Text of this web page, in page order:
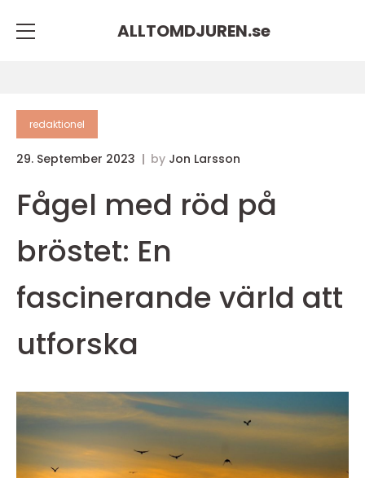
ALLTOMDJUREN.se
redaktionel
29. September 2023 by Jon Larsson
Fågel med röd på
bröstet: En
fascinerande värld att
utforska